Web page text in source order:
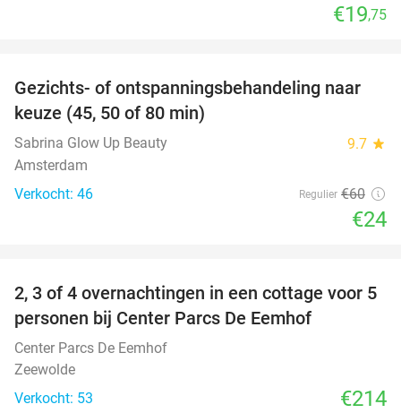
€19,75
60%
Gezichts- of ontspanningsbehandeling naar
keuze (45, 50 of 80 min)
Sabrina Glow Up Beauty 9.7 star
Amsterdam
Verkocht: 46
Regulier €60
€24
2, 3 of 4 overnachtingen in een cottage voor 5
personen bij Center Parcs De Eemhof
Center Parcs De Eemhof
Zeewolde
Verkocht: 53
€214